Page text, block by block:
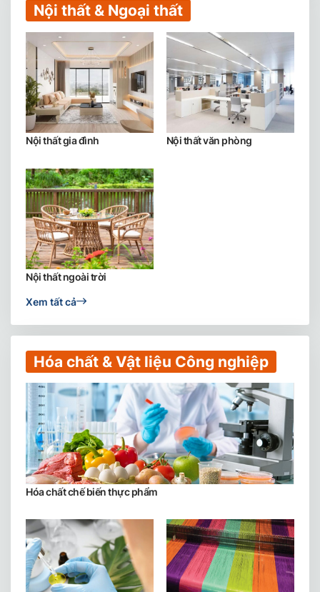
Nội thất & Ngoại thất
Nội thất gia đình Nội thất văn phòng
Nội thất ngoài trời
Xem tất cả
Hóa chất & Vật liệu Công nghiệp
Hóa chất chế biến thực phẩm